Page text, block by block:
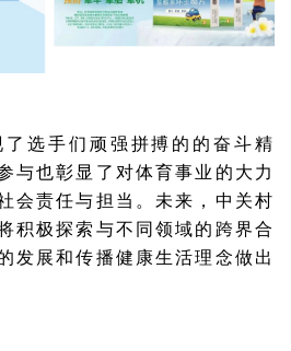
选手们顽强拼搏的的奋斗精
与也彰显了对体育事业的大力
会责任与担当。未来，中关村
积极探索与不同领域的跨界合
发展和传播健康生活理念做出